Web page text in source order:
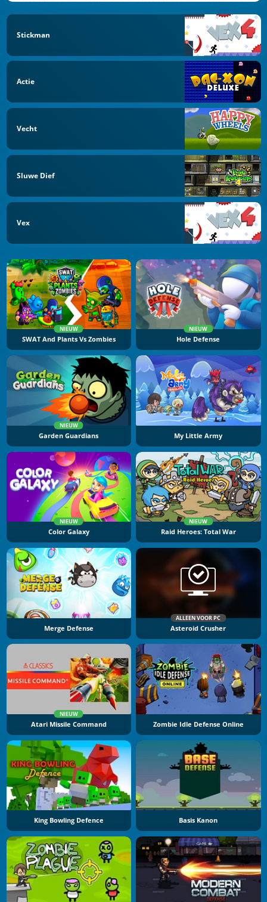
Stickman
Actie
Vecht
Sluwe Dief
Vex
NIEUW
SWAT And Plants Vs Zombies
NIEUW
Hole Defense
NIEUW
Garden Guardians My Little Army
NIEUW
Color Galaxy
NIEUW
Raid Heroes: Total War
Merge Defense
ALLEEN VOOR PC
Asteroid Crusher
NIEUW
Atari Missile Command Zombie Idle Defense Online
King Bowling Defence Basis Kanon